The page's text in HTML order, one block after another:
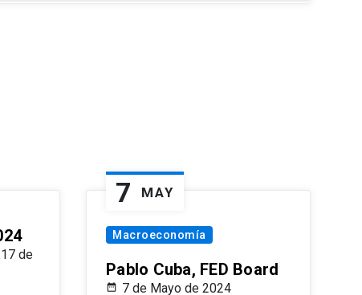
de
7 MAY
Macroeconomía
Pablo Cuba, FED Board
7 de Mayo de 2024